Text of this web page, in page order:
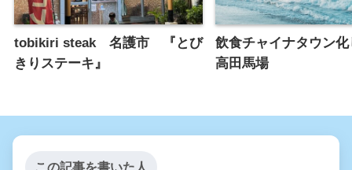
tobikiri steak 名護市 『とび
きりステーキ』
飲食チャイナタウン
高田馬場
この記事を書いた人